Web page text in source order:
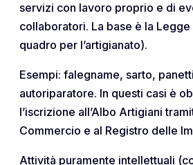
servizi con lavoro proprio e di
collaboratori. La base è la
quadro per l’artigianato).
Esempi: falegname, sarto,
autoriparatore. In questi casi è
l’iscrizione all’Albo Artigiani
Commercio e al Registro delle
Attività puramente intellettuali